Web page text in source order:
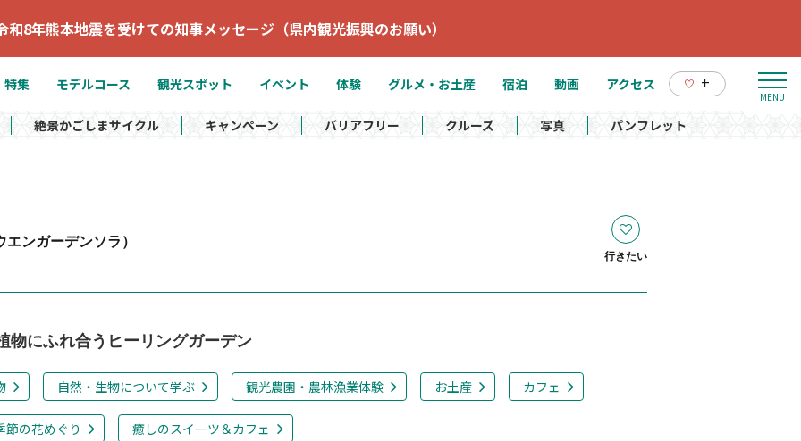
和8年熊本地震を受けての知事メッセージ（県内観光振興のお願い）
特集 モデルコース 観光スポット イベント 体験 グルメ・お土産 宿泊 動画 アクセス +
絶景かごしまサイクル キャンペーン バリアフリー クルーズ 写真 パンフレット
エンガーデンソラ）
行きたい
物にふれ合うヒーリングガーデン
自然・生物について学ぶ 観光農園・農林漁業体験 お土産 カフェ
節の花めぐり 癒しのスイーツ＆カフェ